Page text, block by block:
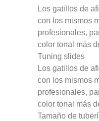
Los gatillos de
con los mismos
profesionales,
color tonal más
Tuning slides
Los gatillos de
con los mismos
profesionales,
color tonal más
Tamaño de